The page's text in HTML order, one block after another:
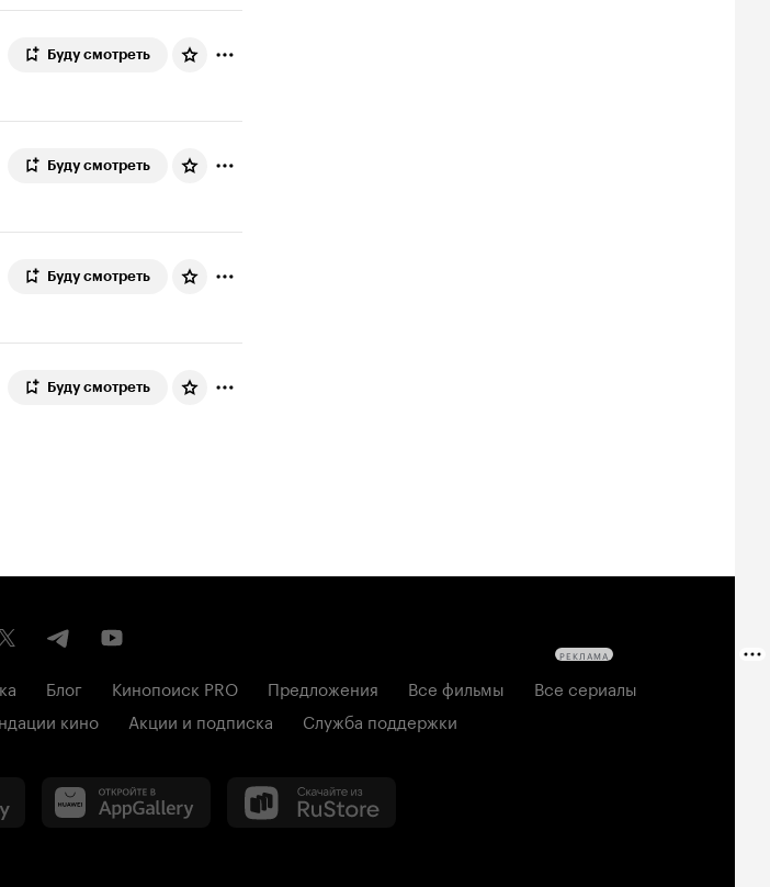
Буду смотреть
Буду смотреть
Буду смотреть
Буду смотреть
Блог Кинопоиск PRO Предложения Все фильмы
Все сериалы
кино Акции и подписка Служба поддержки
РЕКЛАМА